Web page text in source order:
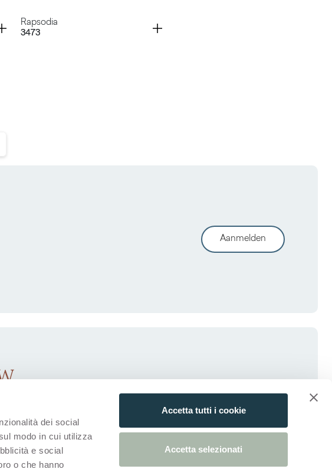
dei social
modo in cui utilizza
e social
o che hanno
Accetta tutti i cookie
Accetta selezionati
Rapsodia
3473
Container
Aanmelden